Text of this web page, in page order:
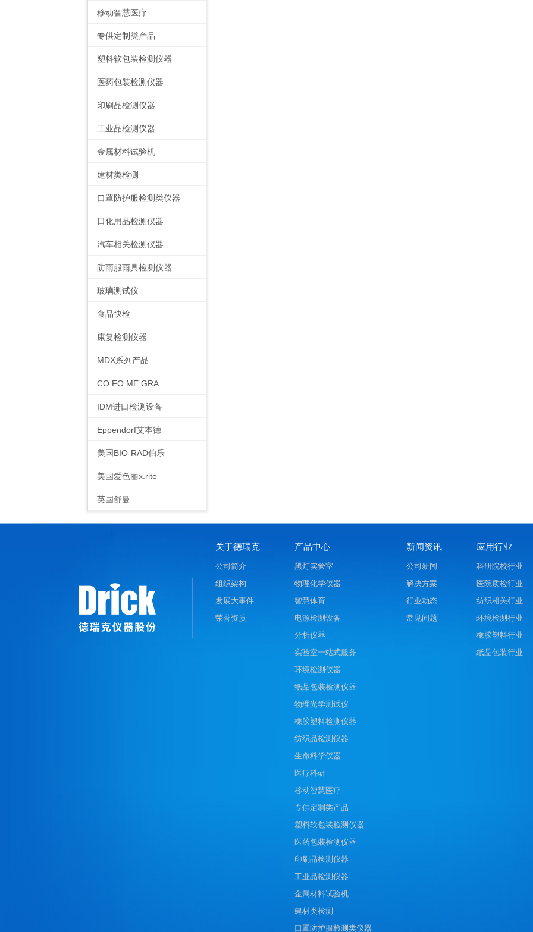
移动智慧医疗
专供定制类产品
塑料软包装检测仪器
医药包装检测仪器
印刷品检测仪器
工业品检测仪器
金属材料试验机
建材类检测
口罩防护服检测类仪器
日化用品检测仪器
汽车相关检测仪器
防雨服雨具检测仪器
玻璃测试仪
食品快检
康复检测仪器
MDX系列产品
CO.FO.ME.GRA.
IDM进口检测设备
Eppendorf艾本德
美国BIO-RAD伯乐
美国爱色丽x.rite
英国舒曼
关于德瑞克
公司简介
组织架构
发展大事件
荣誉资质
产品中心
黑灯实验室
物理化学仪器
智慧体育
电源检测设备
分析仪器
实验室一站式服务
环境检测仪器
纸品包装检测仪器
物理光学测试仪
橡胶塑料检测仪器
纺织品检测仪器
生命科学仪器
医疗科研
移动智慧医疗
专供定制类产品
塑料软包装检测仪器
医药包装检测仪器
印刷品检测仪器
工业品检测仪器
金属材料试验机
建材类检测
口罩防护服检测类仪器
新闻资讯
公司新闻
解决方案
行业动态
常见问题
应用行业
科研院校行业
医院质检行业
纺织相关行业
环境检测行业
橡胶塑料行业
纸品包装行业